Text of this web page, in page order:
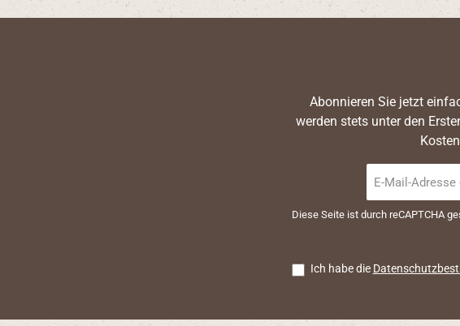
Abonnieren Sie jetzt
werden stets unter den
Mail-
Diese Seite ist durch reCAPTCHA
Ich habe die